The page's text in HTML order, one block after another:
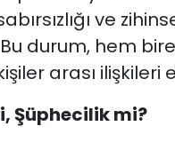
ve
Bu durum, hem
arası ilişkileri
Şüphecilik mi?